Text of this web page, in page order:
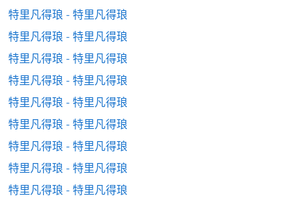
特里凡得琅 - 特里凡得琅
特里凡得琅 - 特里凡得琅
特里凡得琅 - 特里凡得琅
特里凡得琅 - 特里凡得琅
特里凡得琅 - 特里凡得琅
特里凡得琅 - 特里凡得琅
特里凡得琅 - 特里凡得琅
特里凡得琅 - 特里凡得琅
特里凡得琅 - 特里凡得琅